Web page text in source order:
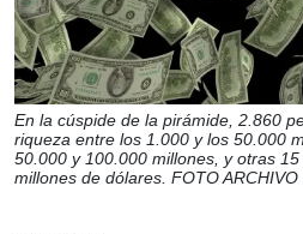
En la cúspide de la pirámide, 2.860
riqueza entre los 1.000 y los 50.000
50.000 y 100.000 millones, y otras
millones de dólares. FOTO ARCHIVO